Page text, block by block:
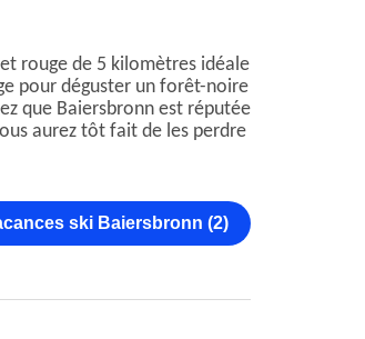
rouge de 5 kilomètres idéale
pour déguster un forêt-noire
que Baiersbronn est réputée
aurez tôt fait de les perdre
ski Baiersbronn (2)